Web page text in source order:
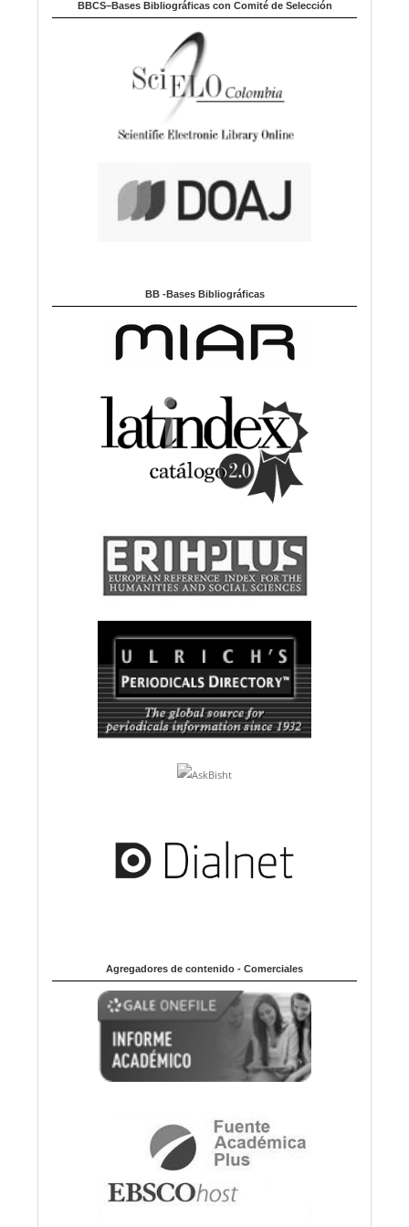
BBCS–Bases Bibliográficas con Comité de Selección
BB -Bases Bibliográficas
Agregadores de contenido - Comerciales